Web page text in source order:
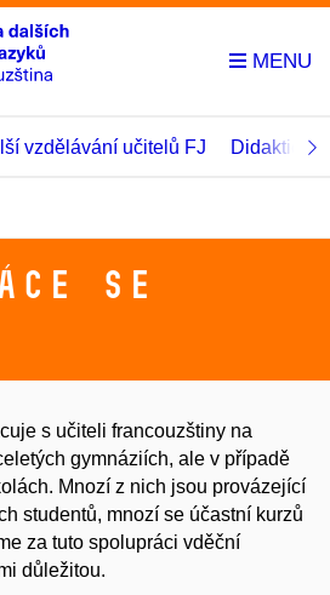
vzdělávání učitelů FJ Didaktické
se
s učiteli francouzštiny na
gymnáziích, ale v případě
Mnozí z nich jsou provázející
studentů, mnozí se účastní kurzů
za tuto spolupráci vděční
důležitou.